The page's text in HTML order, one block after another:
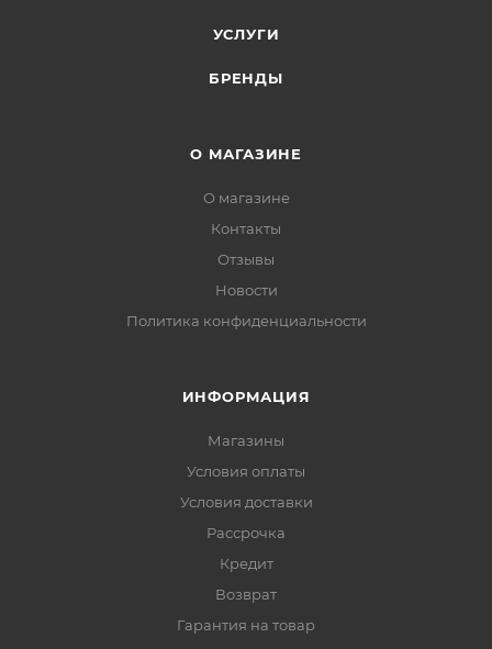
УСЛУГИ
БРЕНДЫ
О МАГАЗИНЕ
О магазине
Контакты
Отзывы
Новости
Политика конфиденциальности
ИНФОРМАЦИЯ
Магазины
Условия оплаты
Условия доставки
Рассрочка
Кредит
Возврат
Гарантия на товар